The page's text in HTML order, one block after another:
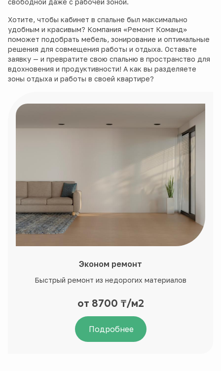
свободной даже с рабочей зоной.
Хотите, чтобы кабинет в спальне был максимально
удобным и красивым? Компания «Ремонт Команд»
поможет подобрать мебель, зонирование и оптимальные
решения для совмещения работы и отдыха. Оставьте
заявку — и превратите свою спальню в пространство для
вдохновения и продуктивности! А как вы разделяете
зоны отдыха и работы в своей квартире?
Эконом ремонт
Быстрый ремонт из недорогих материалов
от 8700 ₸/м2
Подробнее